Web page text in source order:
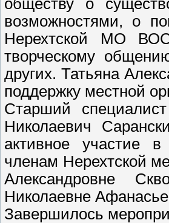
обществу о
возможностями, о
Нерехтской МО
творческому
других. Татьяна
поддержку местной
Старший
Николаевич
активное участие
членам Нерехтской
Александровне
Николаевне
Завершилось